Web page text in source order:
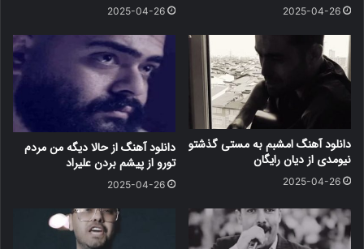
2025-04-26
2025-04-26
دانلود آهنگ امشبم به مستی گذشتو
نیومدی از دیان رایگان
2025-04-26
دانلود آهنگ از حالا دیگه من مردم
تورو از پیشم بردن علیراد
2025-04-26